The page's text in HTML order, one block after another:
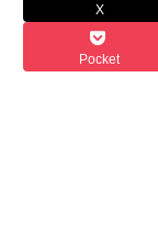
X
Pocket